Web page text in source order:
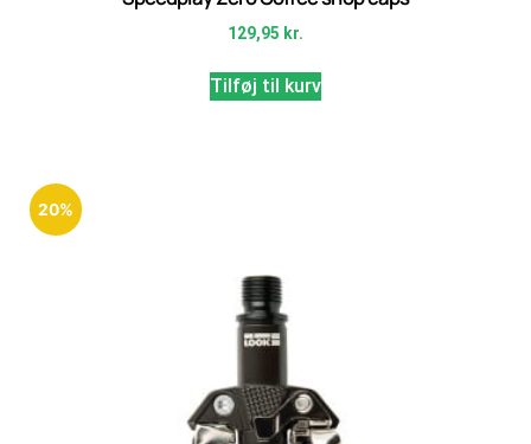
129,95 kr.
Tilføj til kurv
20%